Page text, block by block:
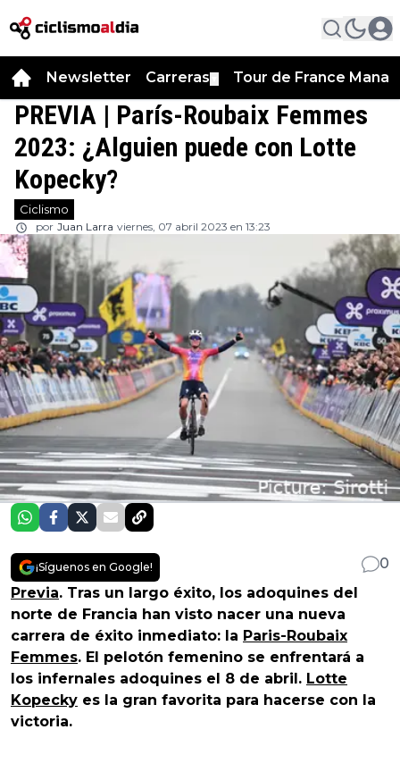
Newsletter Carreras Tour de France
PREVIA | París-Roubaix Femmes
2023: ¿Alguien puede con Lotte
Kopecky?
Ciclismo
por Juan Larra viernes, 07 abril 2023 en 13:23
¡Síguenos en Google!
0
Previa. Tras un largo éxito, los adoquines del
norte de Francia han visto nacer una nueva
carrera de éxito inmediato: la Paris-Roubaix
Femmes. El pelotón femenino se enfrentará a
los infernales adoquines el 8 de abril. Lotte
Kopecky es la gran favorita para hacerse con la
victoria.